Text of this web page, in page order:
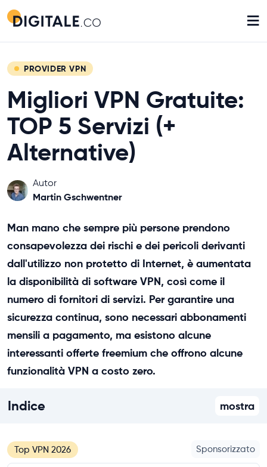
≡
PROVIDER VPN
Migliori VPN Gratuite:
TOP 5 Servizi (+
Alternative)
Autor
Martin Gschwentner
Man mano che sempre più persone prendono
consapevolezza dei rischi e dei pericoli derivanti
dall'utilizzo non protetto di Internet, è aumentata
la disponibilità di software VPN, così come il
numero di fornitori di servizi. Per garantire una
sicurezza continua, sono necessari abbonamenti
mensili a pagamento, ma esistono alcune
interessanti offerte freemium che offrono alcune
funzionalità VPN a costo zero.
Indice mostra
Top VPN 2026 Sponsorizzato